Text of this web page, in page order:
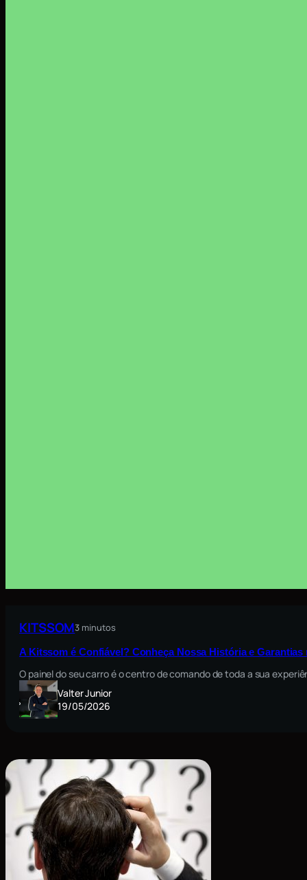
KITSSOM3 minutos
A Kitssom é Confiável? Conheça Nossa História e
O painel do seu carro é o centro de comando de toda a sua
Valter Junior
19/05/2026